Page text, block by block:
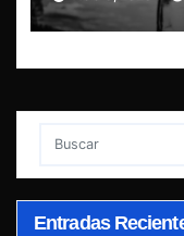
Entradas